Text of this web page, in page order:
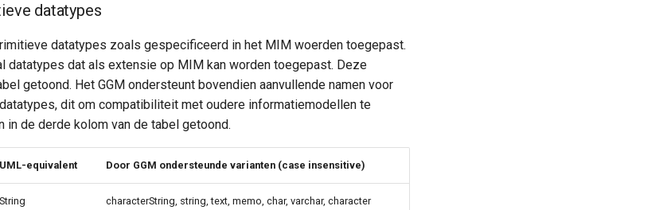
datatypes
datatypes zoals gespecificeerd in het MIM woerden toegepast.
datatypes dat als extensie op MIM kan worden toegepast. Deze
getoond. Het GGM ondersteunt bovendien aanvullende namen voor
dit om compatibiliteit met oudere informatiemodellen te
in de derde kolom van de tabel getoond.
UML-equivalent Door GGM ondersteunde varianten (case insensitive)
String
characterString, string, text, memo, char, varchar, character